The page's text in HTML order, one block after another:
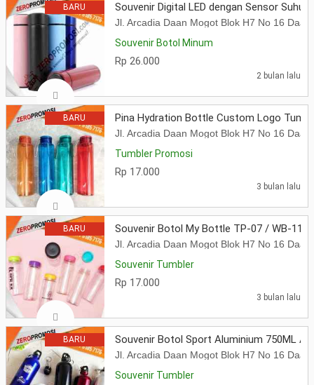
BARU Souvenir Digital LED dengan Sensor Suhu
Jl. Arcadia Daan Mogot Blok H7 No 16
Souvenir Botol Minum
Rp 26.000
2 bulan lalu
BARU Pina Hydration Bottle Custom Logo
Jl. Arcadia Daan Mogot Blok H7 No 16
Tumbler Promosi
Rp 17.000
3 bulan lalu
BARU Souvenir Botol My Bottle TP-07 / WB-117
Jl. Arcadia Daan Mogot Blok H7 No 16
Souvenir Tumbler
Rp 17.000
3 bulan lalu
BARU Souvenir Botol Sport Aluminium 750ML
Jl. Arcadia Daan Mogot Blok H7 No 16
Souvenir Tumbler